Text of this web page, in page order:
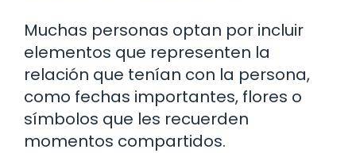
Muchas personas optan por incluir
elementos que representen la
relación que tenían con la persona,
como fechas importantes, flores o
símbolos que les recuerden
momentos compartidos.